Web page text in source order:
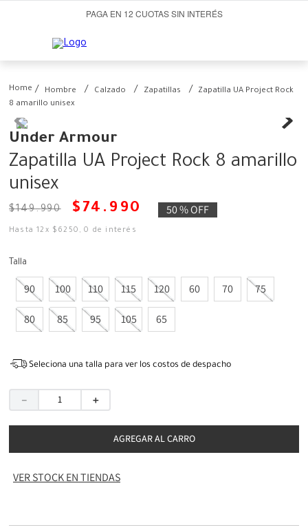
PAGA EN 12 CUOTAS SIN INTERÉS
Hombre Calzado Zapatillas
Zapatilla UA Project Rock
8 amarillo unisex
Under Armour
Zapatilla UA Project Rock 8 amarillo
unisex
$149.990 $ 74 . 990 50 %OFF
Hasta12 x $ 6250 ,0 de interés
Talla
90 100 110 115 120 60 70 75
80 85 95 105 65
Seleciona una talla para ver los costos de despacho
＋
－
AGREGAR AL CARRO
VER STOCK EN TIENDAS